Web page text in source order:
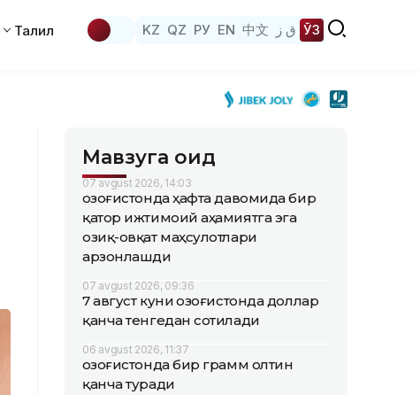
Таҳлил KZ QZ РУ EN 中文 ق ز ЎЗ
Мавзуга оид
07 avgust 2026, 14:03
Қозоғистонда ҳафта давомида бир
қатор ижтимоий аҳамиятга эга
озиқ-овқат маҳсулотлари
арзонлашди
07 avgust 2026, 09:36
7 август куни Қозоғистонда доллар
қанча тенгедан сотилади
06 avgust 2026, 11:37
Қозоғистонда бир грамм олтин
қанча туради